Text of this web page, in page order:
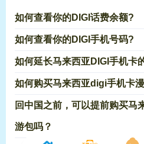
如何查看你的DIGI话费余额?
如何查看你的DIGI手机号码?
如何延长马来西亚DIGI手机卡
如何购买马来西亚digi手机卡
回中国之前，可以提前购买马
游包吗？